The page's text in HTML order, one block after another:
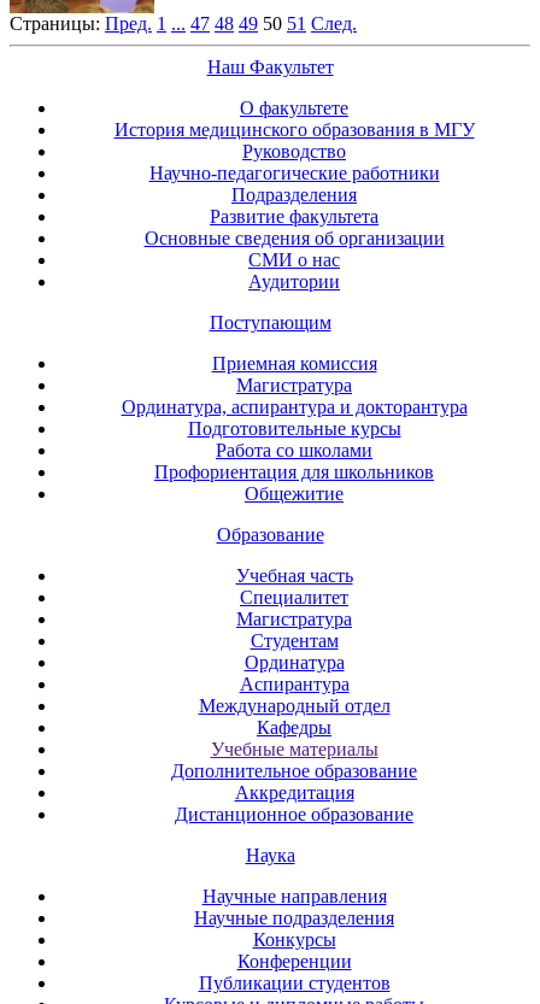
Страницы: Пред. 1 ... 47 48 49 50 51 След.
Наш Факультет
О факультете
История медицинского образования в МГУ
Руководство
Научно-педагогические работники
Подразделения
Развитие факультета
Основные сведения об организации
СМИ о нас
Аудитории
Поступающим
Приемная комиссия
Магистратура
Ординатура, аспирантура и докторантура
Подготовительные курсы
Работа со школами
Профориентация для школьников
Общежитие
Образование
Учебная часть
Специалитет
Магистратура
Студентам
Ординатура
Аспирантура
Международный отдел
Кафедры
Учебные материалы
Дополнительное образование
Аккредитация
Дистанционное образование
Наука
Научные направления
Научные подразделения
Конкурсы
Конференции
Публикации студентов